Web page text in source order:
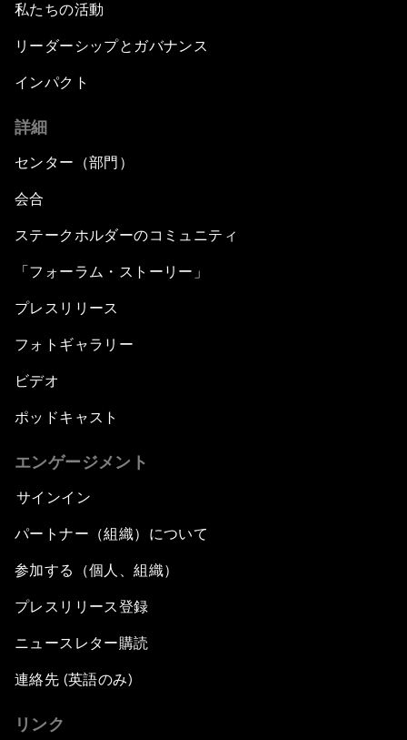
私たちの活動
リーダーシップとガバナンス
インパクト
詳細
センター（部門）
会合
ステークホルダーのコミュニティ
「フォーラム・ストーリー」
プレスリリース
フォトギャラリー
ビデオ
ポッドキャスト
エンゲージメント
サインイン
パートナー（組織）について
参加する（個人、組織）
プレスリリース登録
ニュースレター購読
連絡先 (英語のみ)
リンク